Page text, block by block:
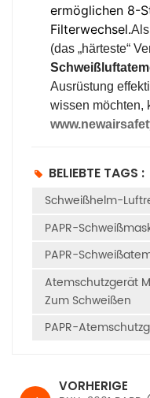
ermöglichen 8-
Filterwechsel.
(das „härteste“
Ausrüstung
wissen möchten,
BELIEBTE TAGS :
Schweißhelm-
PAPR-
PAPR-
Atemschutzgerät
Zum Schweißen
PAPR-
VORHERIGE